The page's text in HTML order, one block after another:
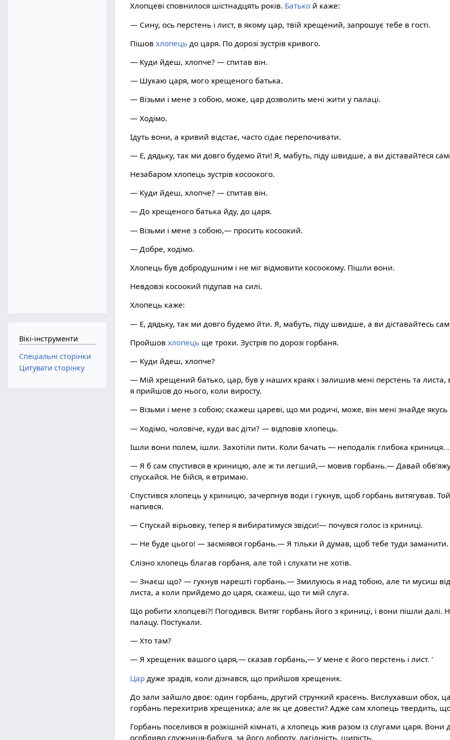
Хлопцеві сповнилося шістнадцять років. Батько й каже:
— Сину, ось перстень і лист, в якому цар, твій хрещений, запрошує тебе в гості.
Пішовхлопець до царя. По дорозі зустрів кривого.
— Куди йдеш, хлопче? — спитав він.
— Шукаю царя, мого хрещеного батька.
— Візьми і мене з собою, може, цар дозволить мені жити у палаці.
— Ходімо.
Ідуть вони, а кривий відстає, часто сідає перепочивати.
— Е, дядьку, так ми довго будемо йти! Я, мабуть, піду швидше, а ви діставайтеся
Незабаром хлопець зустрів косоокого.
— Куди йдеш, хлопче? — спитав він.
— До хрещеного батька йду, до царя.
— Візьми і мене з собою,— просить косоокий.
— Добре, ходімо.
Хлопець був добродушним і не міг відмовити косоокому. Пішли вони.
Невдовзі косоокий підупав на силі.
Хлопець каже:
— Е, дядьку, так ми довго будемо йти. Я, мабуть, піду швидше, а ви діставайтесь
Пройшовхлопець ще трохи. Зустрів по дорозі горбаня.
— Куди йдеш, хлопче?
— Мій хрещений батько, цар, був у наших краях і залишив мені перстень та листа,
я прийшов до нього, коли виросту.
— Візьми і мене з собою; скажеш цареві, що ми родичі, може, він мені знайде якусь
— Ходімо, чоловіче, куди вас діти? — відповів хлопець.
Ішли вони полем, ішли. Захотіли пити. Коли бачать — неподалік глибока криниця. .
— Я б сам спустився в криницю, але ж ти легший,— мовив горбань.— Давай
спускайся. Не бійся, я втримаю.
Спустився хлопець у криницю, зачерпнув води і гукнув, щоб горбань витягував.
напився.
— Спускай вірьовку, тепер я вибиратимуся звідси!— почувся голос із криниці.
— Не буде цього! — засміявся горбань.— Я тільки й думав, щоб тебе туди заманити.
Слізно хлопець благав горбаня, але той і слухати не хотів.
— Знаєш що? — гукнув нарешті горбань.— Змилуюсь я над тобою, але ти мусиш
листа, а коли прийдемо до царя, скажеш, що ти мій слуга.
Що робити хлопцеві?! Погодився. Витяг горбань його з криниці, і вони пішли далі.
палацу. Постукали.
— Хто там?
— Я хрещеник вашого царя,— сказав горбань,— У мене є його перстень і лист. '
Цар дуже зрадів, коли дізнався, що прийшов хрещеник.
До зали зайшло двоє: один горбань, другий стрункий красень. Вислухавши обох,
горбань перехитрив хрещеника; але як це довести? Адже сам хлопець твердить, що
Горбань поселився в розкішній кімнаті, а хлопець жив разом із слугами царя.
особливо служниця-бабуся, за його доброту, лагідність, щирість.
Вікі-інструменти
Спеціальні сторінки
Цитувати сторінку